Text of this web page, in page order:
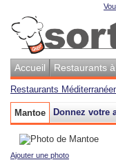
Accueil Restaurants
Restaurants
Mantoe Donnez votre
Ajouter une photo